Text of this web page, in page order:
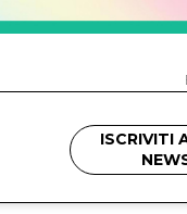
ISCRIVITI